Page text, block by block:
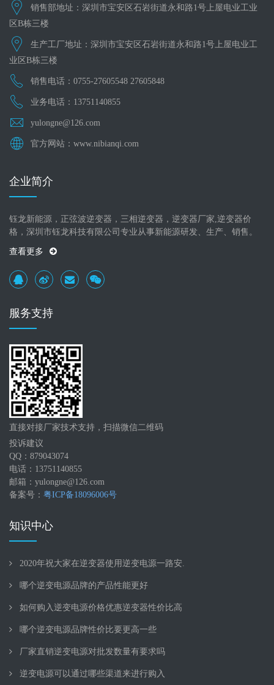
销售部地址：深圳市宝安区石岩街道永和路1号上屋电业工业
区B栋三楼
生产工厂地址：深圳市宝安区石岩街道永和路1号上屋电业工
业区B栋三楼
销售电话：0755-27605548 27605848
业务电话：13751140855
yulongne@126.com
官方网站：www.nibianqi.com
企业简介
钰龙新能源，正弦波逆变器，三相逆变器，逆变器厂家,逆变器价
格，深圳市钰龙科技有限公司专业从事新能源研发、生产、销售。
查看更多
服务支持
直接对接厂家技术支持，扫描微信二维码
投诉建议
QQ：879043074
电话：13751140855
邮箱：yulongne@126.com
备案号： 粤ICP备18096006号
知识中心
2020年祝大家在逆变器使用逆变电源一路安.
哪个逆变电源品牌的产品性能更好
如何购入逆变电源价格优惠逆变器性价比高
哪个逆变电源品牌性价比要更高一些
厂家直销逆变电源对批发数量有要求吗
逆变电源可以通过哪些渠道来进行购入